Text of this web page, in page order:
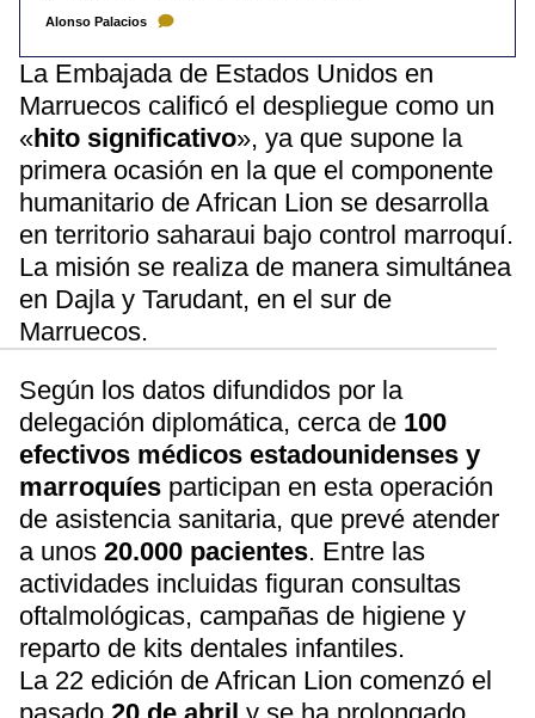
Alonso Palacios
La Embajada de Estados Unidos en
Marruecos calificó el despliegue como un
«hito significativo», ya que supone la
primera ocasión en la que el componente
humanitario de African Lion se desarrolla
en territorio saharaui bajo control marroquí.
La misión se realiza de manera simultánea
en Dajla y Tarudant, en el sur de
Marruecos.
Según los datos difundidos por la
delegación diplomática, cerca de 100
efectivos médicos estadounidenses y
marroquíes participan en esta operación
de asistencia sanitaria, que prevé atender
a unos 20.000 pacientes. Entre las
actividades incluidas figuran consultas
oftalmológicas, campañas de higiene y
reparto de kits dentales infantiles.
La 22 edición de African Lion comenzó el